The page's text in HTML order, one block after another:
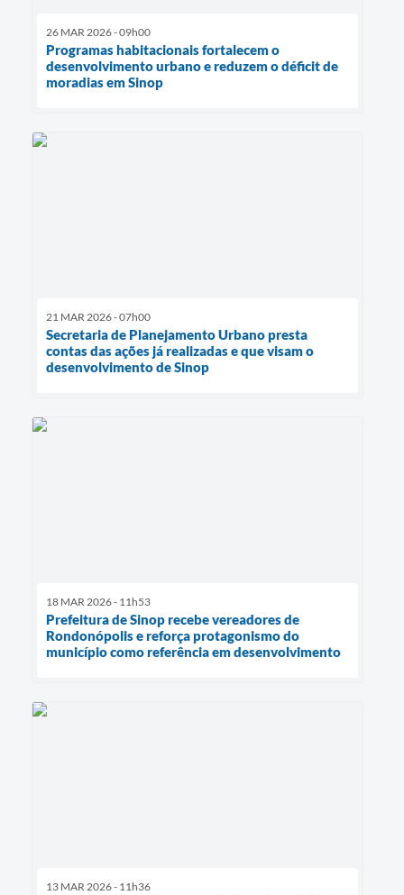
26 MAR 2026 - 09h00
Programas habitacionais fortalecem o
desenvolvimento urbano e reduzem o déficit de
moradias em Sinop
21 MAR 2026 - 07h00
Secretaria de Planejamento Urbano presta
contas das ações já realizadas e que visam o
desenvolvimento de Sinop
18 MAR 2026 - 11h53
Prefeitura de Sinop recebe vereadores de
Rondonópolis e reforça protagonismo do
município como referência em desenvolvimento
13 MAR 2026 - 11h36